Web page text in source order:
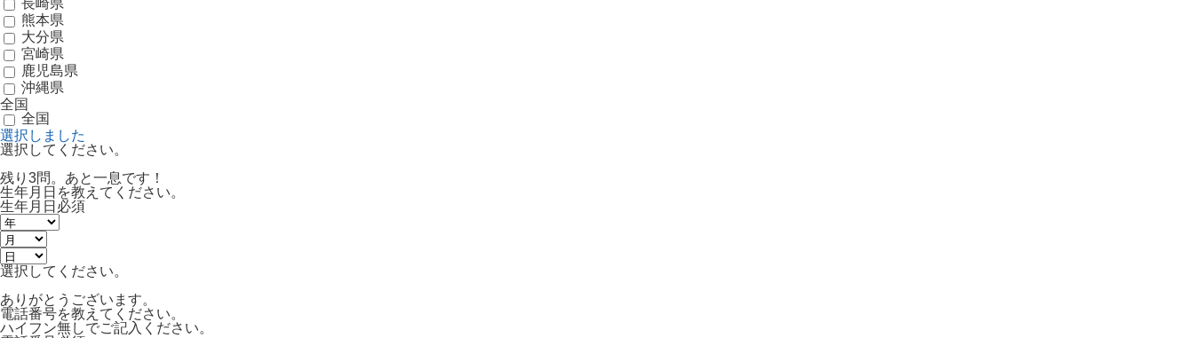
長崎県
熊本県
大分県
宮崎県
鹿児島県
沖縄県
全国
全国
選択しました
選択してください。
残り3問。あと一息です！
生年月日を教えてください。
生年月日 必須
選択してください。
ありがとうございます。
電話番号を教えてください。
ハイフン無しでご記入ください。